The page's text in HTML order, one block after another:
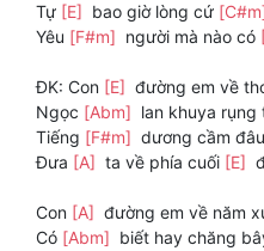
Tự [E] bao giờ lòng cứ
Yêu [F#m] người mà nào có
ĐK: Con [E] đường em về
Ngọc [Abm] lan khuya rụng
Tiếng [F#m] dương cầm
Đưa [A] ta về phía cuối [E]
Con [A] đường em về năm
Có [Abm] biết hay chăng